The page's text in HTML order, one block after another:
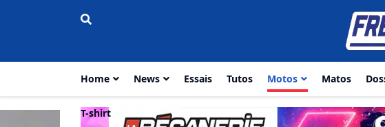
Home News Essais Tutos Motos Matos
T-shirt